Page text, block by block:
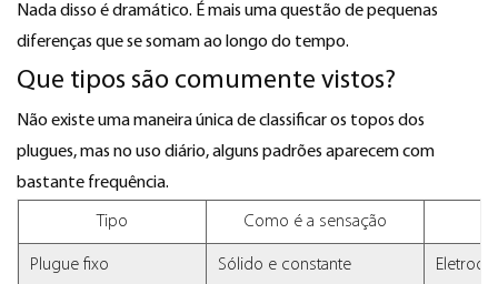
Nada disso é dramático. É mais uma questão de pequenas
diferenças que se somam ao longo do tempo.
Que tipos são comumente vistos?
Não existe uma maneira única de classificar os topos dos
plugues, mas no uso diário, alguns padrões aparecem com
bastante frequência.
Tipo Como é a sensação
Plugue fixo Sólido e constante